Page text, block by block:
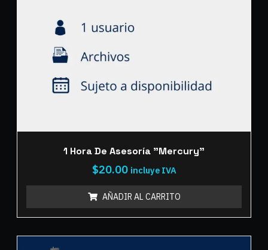
1 Hora De Asesoría "Mercury"
$20.00 incluye IVA
AÑADIR AL CARRITO